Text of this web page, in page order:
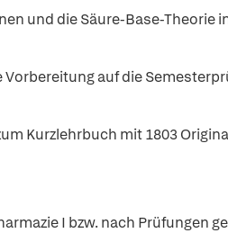
und die Säure-Base-Theorie
auf die
Kurzlehrbuch mit 1803
I bzw. nach Prüfungen